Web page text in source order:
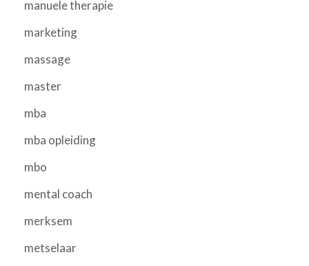
manuele therapie
marketing
massage
master
mba
mba opleiding
mbo
mental coach
merksem
metselaar